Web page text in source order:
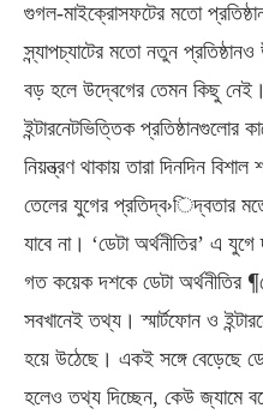
গুগল-মাইক্রোসফটের মতো
স্ন্যাপচ্যাটের মতো নতুন
বড় হলে উদ্বেগের তেমন কিছু
ইন্টারনেটভিত্তিক
নিয়ন্ত্রণ থাকায় তারা দিনদিন
তেলের যুগের প্রতিদ্ব›িদ্বতার
যাবে না। ‘ডেটা অর্থনীতির’ এ
গত কয়েক দশকে ডেটা অর্থনীতির
সবখানেই তথ্য। স্মার্টফোন ও
হয়ে উঠেছে। একই সঙ্গে বেড়েছে
হলেও তথ্য দিচ্ছেন, কেউ জ্যামে